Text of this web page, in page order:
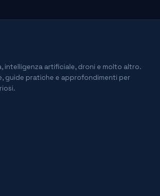
intelligenza artificiale, droni e molto altro.
guide pratiche e approfondimenti per